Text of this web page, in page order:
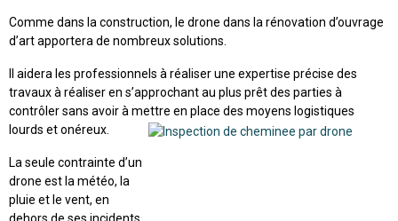
Comme dans la construction, le drone dans la rénovation d’ouvrage
d’art apportera de nombreux solutions.
Il aidera les professionnels à réaliser une expertise précise des
travaux à réaliser en s’approchant au plus prêt des parties à
contrôler sans avoir à mettre en place des moyens logistiques
lourds et onéreux.
La seule contrainte d’un
drone est la météo, la
pluie et le vent, en
dehors de ses incidents